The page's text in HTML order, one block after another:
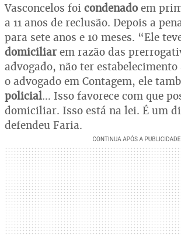
Vasconcelos foi condenado em
a 11 anos de reclusão. Depois a
para sete anos e 10 meses. “Ele
domiciliar em razão das
advogado, não ter estabelecimento
o advogado em Contagem, ele
policial... Isso favorece com que
domiciliar. Isso está na lei. É um
defendeu Faria.